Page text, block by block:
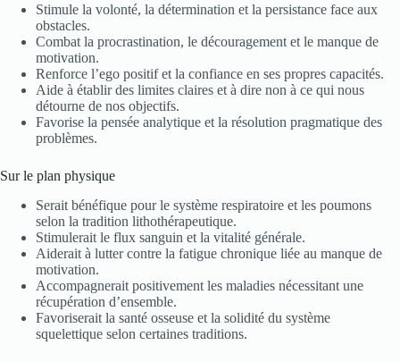
Stimule la volonté, la détermination et la persistance face aux
obstacles.
Combat la procrastination, le découragement et le manque de
motivation.
Renforce l’ego positif et la confiance en ses propres capacités.
Aide à établir des limites claires et à dire non à ce qui nous
détourne de nos objectifs.
Favorise la pensée analytique et la résolution pragmatique des
problèmes.
Sur le plan physique
Serait bénéfique pour le système respiratoire et les poumons
selon la tradition lithothérapeutique.
Stimulerait le flux sanguin et la vitalité générale.
Aiderait à lutter contre la fatigue chronique liée au manque de
motivation.
Accompagnerait positivement les maladies nécessitant une
récupération d’ensemble.
Favoriserait la santé osseuse et la solidité du système
squelettique selon certaines traditions.